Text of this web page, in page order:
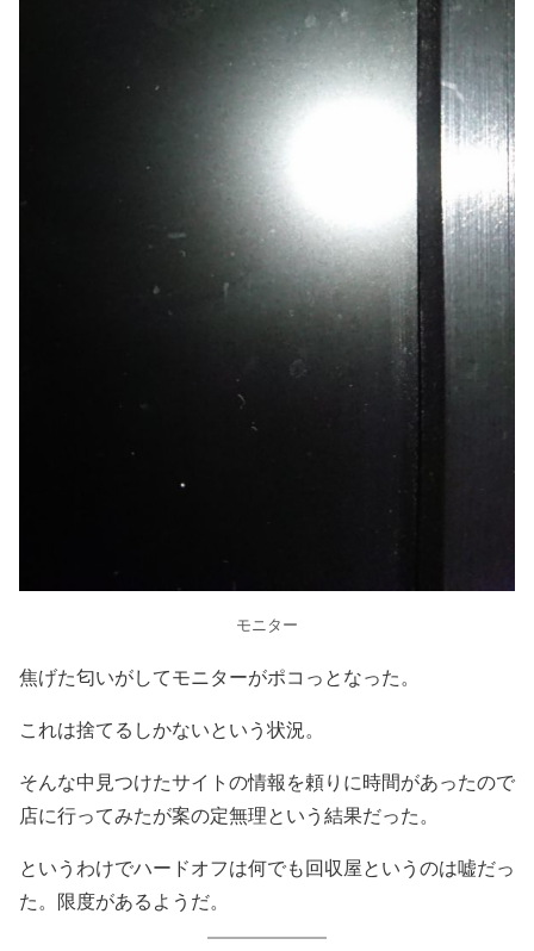
モニター
焦げた匂いがしてモニターがポコっとなった。
これは捨てるしかないという状況。
そんな中見つけたサイトの情報を頼りに時間があったので
店に行ってみたが案の定無理という結果だった。
というわけでハードオフは何でも回収屋というのは嘘だっ
た。限度があるようだ。